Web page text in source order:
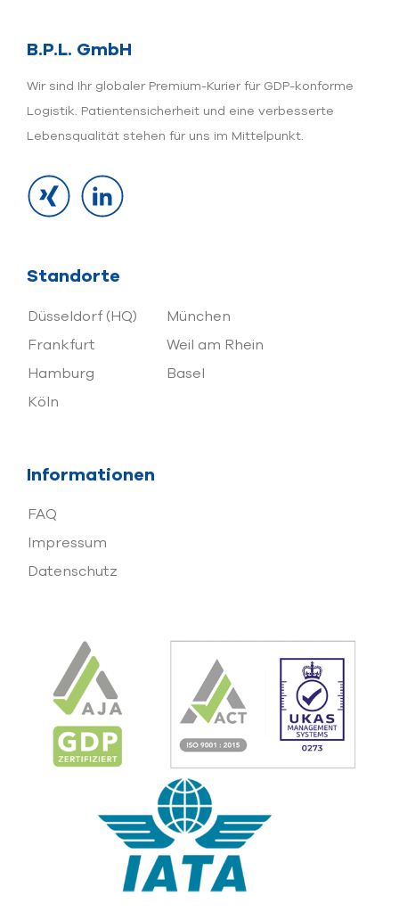
B.P.L. GmbH
Wir sind Ihr globaler Premium-Kurier für GDP-konforme
Logistik. Patientensicherheit und eine verbesserte
Lebensqualität stehen für uns im Mittelpunkt.
Standorte
Düsseldorf (HQ)
Frankfurt
Hamburg
Köln
München
Weil am Rhein
Basel
Informationen
FAQ
Impressum
Datenschutz